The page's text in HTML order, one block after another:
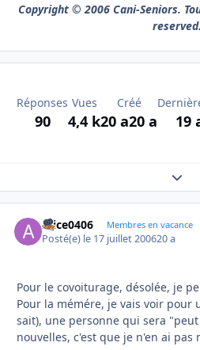
Copyright © 2006 Cani-Seniors.
reserved.
Réponses
90
Vues
4,4 k
Créé
20 a20 a 19
Alice0406 Membres en vacance
Posté(e) le 17 juillet 200620 a
Pour le covoiturage, désolée, je
Pour la mémére, je vais voir pour
sait), une personne qui sera
nouvelles, c'est que je n'en ai pas